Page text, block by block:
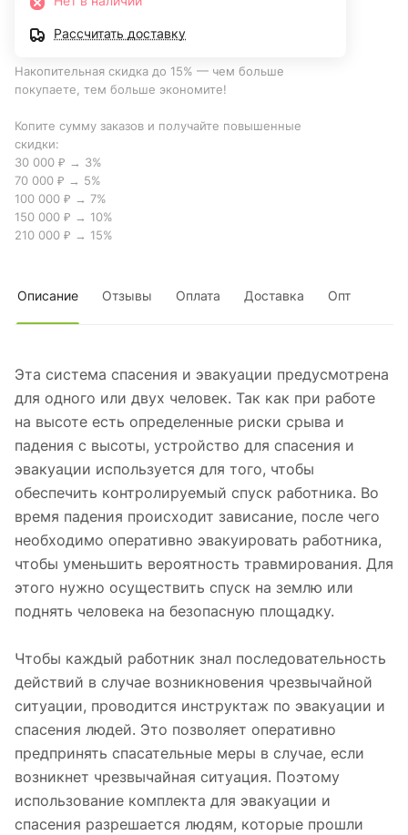
Рассчитать доставку
Накопительная скидка до 15% — чем больше
покупаете, тем больше экономите!
Копите сумму заказов и получайте повышенные
скидки:
30 000 ₽ → 3%
70 000 ₽ → 5%
100 000 ₽ → 7%
150 000 ₽ → 10%
210 000 ₽ → 15%
Описание Отзывы Оплата Доставка Опт
Эта система спасения и эвакуации предусмотрена
для одного или двух человек. Так как при работе
на высоте есть определенные риски срыва и
падения с высоты, устройство для спасения и
эвакуации используется для того, чтобы
обеспечить контролируемый спуск работника. Во
время падения происходит зависание, после чего
необходимо оперативно эвакуировать работника,
чтобы уменьшить вероятность травмирования. Для
этого нужно осуществить спуск на землю или
поднять человека на безопасную площадку.
Чтобы каждый работник знал последовательность
действий в случае возникновения чрезвычайной
ситуации, проводится инструктаж по эвакуации и
спасения людей. Это позволяет оперативно
предпринять спасательные меры в случае, если
возникнет чрезвычайная ситуация. Поэтому
использование комплекта для эвакуации и
спасения разрешается людям, которые прошли